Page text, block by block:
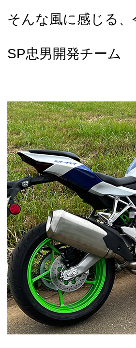
そんな風に感じる
SP忠男開発チーム